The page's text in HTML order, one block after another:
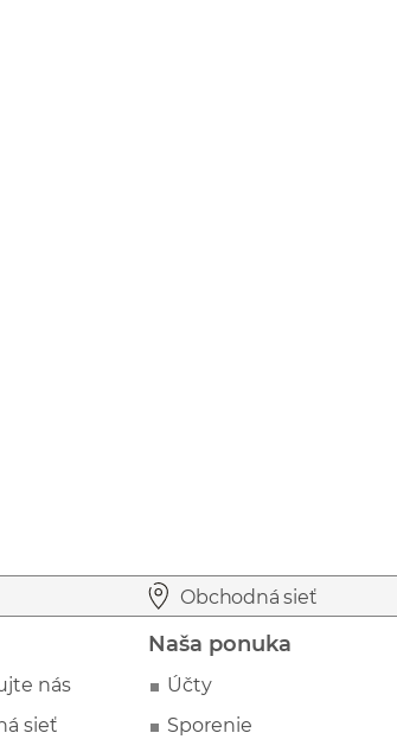
Obchodná sieť
nás
sieť
Naša ponuka
Účty
Sporenie